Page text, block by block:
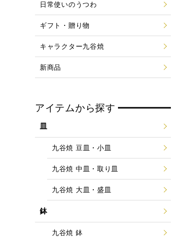
日常使いのうつわ
ギフト・贈り物
キャラクター九谷焼
新商品
アイテムから探す
皿
九谷焼 豆皿・小皿
九谷焼 中皿・取り皿
九谷焼 大皿・盛皿
鉢
九谷焼 鉢